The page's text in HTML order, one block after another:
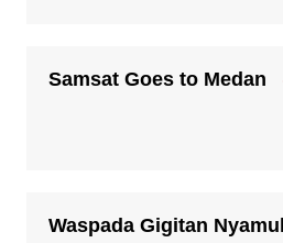
Samsat Goes to Medan
Waspada Gigitan